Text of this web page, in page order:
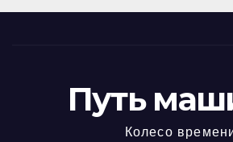
Путь
Колесо